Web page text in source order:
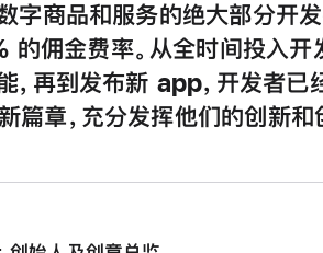
商品和服务的绝大部分开
的佣金费率。从全时间投入开
，再到发布新 app，开发者已
章，充分发挥他们的创新和